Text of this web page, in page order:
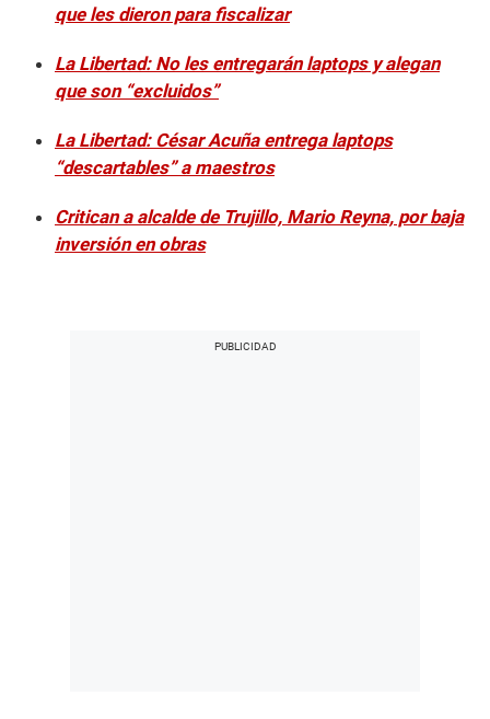
que les dieron para fiscalizar
La Libertad: No les entregarán laptops y alegan
que son “excluidos”
La Libertad: César Acuña entrega laptops
“descartables” a maestros
Critican a alcalde de Trujillo, Mario Reyna, por baja
inversión en obras